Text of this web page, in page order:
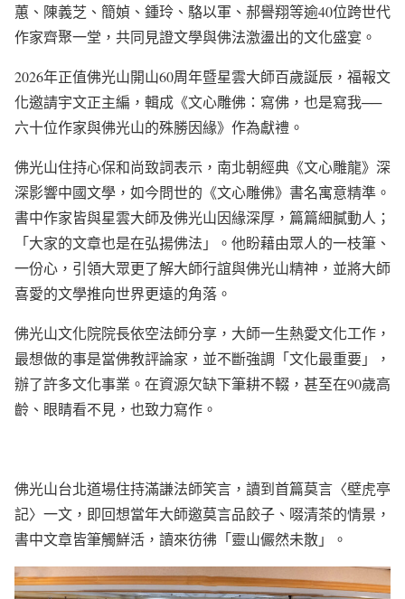
蕙、陳義芝、簡媜、鍾玲、駱以軍、郝譽翔等逾40位跨世代
作家齊聚一堂，共同見證文學與佛法激盪出的文化盛宴。
2026年正值佛光山開山60周年暨星雲大師百歲誕辰，福報文
化邀請宇文正主編，輯成《文心雕佛：寫佛，也是寫我──
六十位作家與佛光山的殊勝因緣》作為獻禮。
佛光山住持心保和尚致詞表示，南北朝經典《文心雕龍》深
深影響中國文學，如今問世的《文心雕佛》書名寓意精準。
書中作家皆與星雲大師及佛光山因緣深厚，篇篇細膩動人；
「大家的文章也是在弘揚佛法」。他盼藉由眾人的一枝筆、
一份心，引領大眾更了解大師行誼與佛光山精神，並將大師
喜愛的文學推向世界更遠的角落。
佛光山文化院院長依空法師分享，大師一生熱愛文化工作，
最想做的事是當佛教評論家，並不斷強調「文化最重要」，
辦了許多文化事業。在資源欠缺下筆耕不輟，甚至在90歲高
齡、眼睛看不見，也致力寫作。
佛光山台北道場住持滿謙法師笑言，讀到首篇莫言〈壁虎亭
記〉一文，即回想當年大師邀莫言品餃子、啜清茶的情景，
書中文章皆筆觸鮮活，讀來彷彿「靈山儼然未散」。